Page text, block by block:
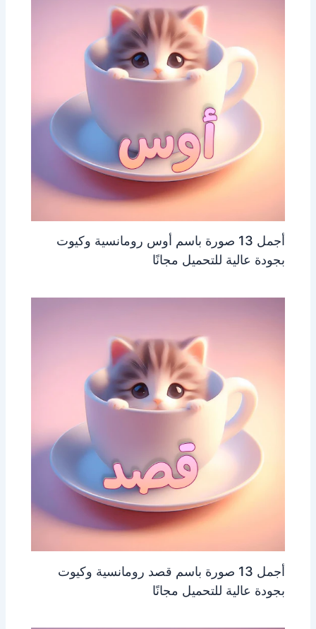
أجمل 13 صورة باسم أوس رومانسية وكيوت
بجودة عالية للتحميل مجانًا
أجمل 13 صورة باسم قصد رومانسية وكيوت
بجودة عالية للتحميل مجانًا